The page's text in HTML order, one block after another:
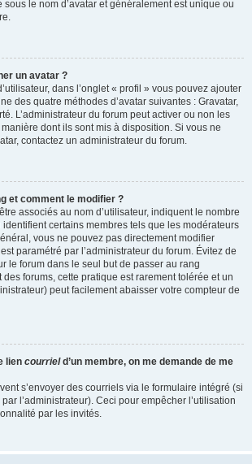
le nom d’avatar et généralement est unique ou
un avatar ?
dans l’onglet « profil » vous pouvez ajouter
des quatre méthodes d’avatar suivantes : Gravatar,
L’administrateur du forum peut activer ou non les
dont ils sont mis à disposition. Si vous ne
contactez un administrateur du forum.
et comment le modifier ?
associés au nom d’utilisateur, indiquent le nombre
certains membres tels que les modérateurs
vous ne pouvez pas directement modifier
est paramétré par l’administrateur du forum. Évitez de
le forum dans le seul but de passer au rang
forums, cette pratique est rarement tolérée et un
peut facilement abaisser votre compteur de
lien courrield’un membre, on me demande de me
s’envoyer des courriels via le formulaire intégré (si
l’administrateur). Ceci pour empêcher l’utilisation
par les invités.